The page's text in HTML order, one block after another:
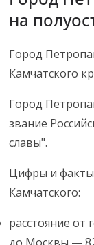
на
Город
Камчатского
Город
звание
славы".
Цифры и факты
Камчатского:
расстояние от